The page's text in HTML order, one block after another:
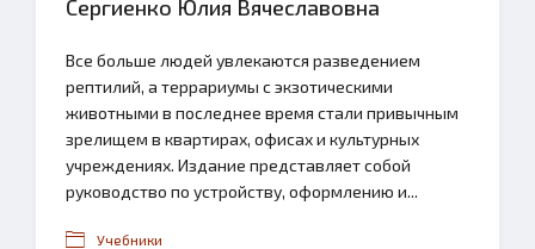
Сергиенко Юлия Вячеславовна
Все больше людей увлекаются разведением
рептилий, а террариумы с экзотическими
животными в последнее время стали привычным
зрелищем в квартирах, офисах и культурных
учреждениях. Издание представляет собой
руководство по устройству, оформлению и...
Учебники